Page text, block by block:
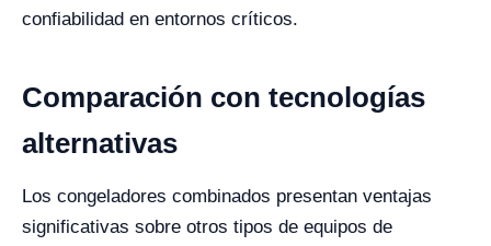
confiabilidad en entornos críticos.
Comparación con tecnologías
alternativas
Los congeladores combinados presentan ventajas
significativas sobre otros tipos de equipos de